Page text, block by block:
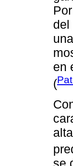
del
en
(
se